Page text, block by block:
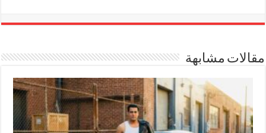
مقالات مشابهة